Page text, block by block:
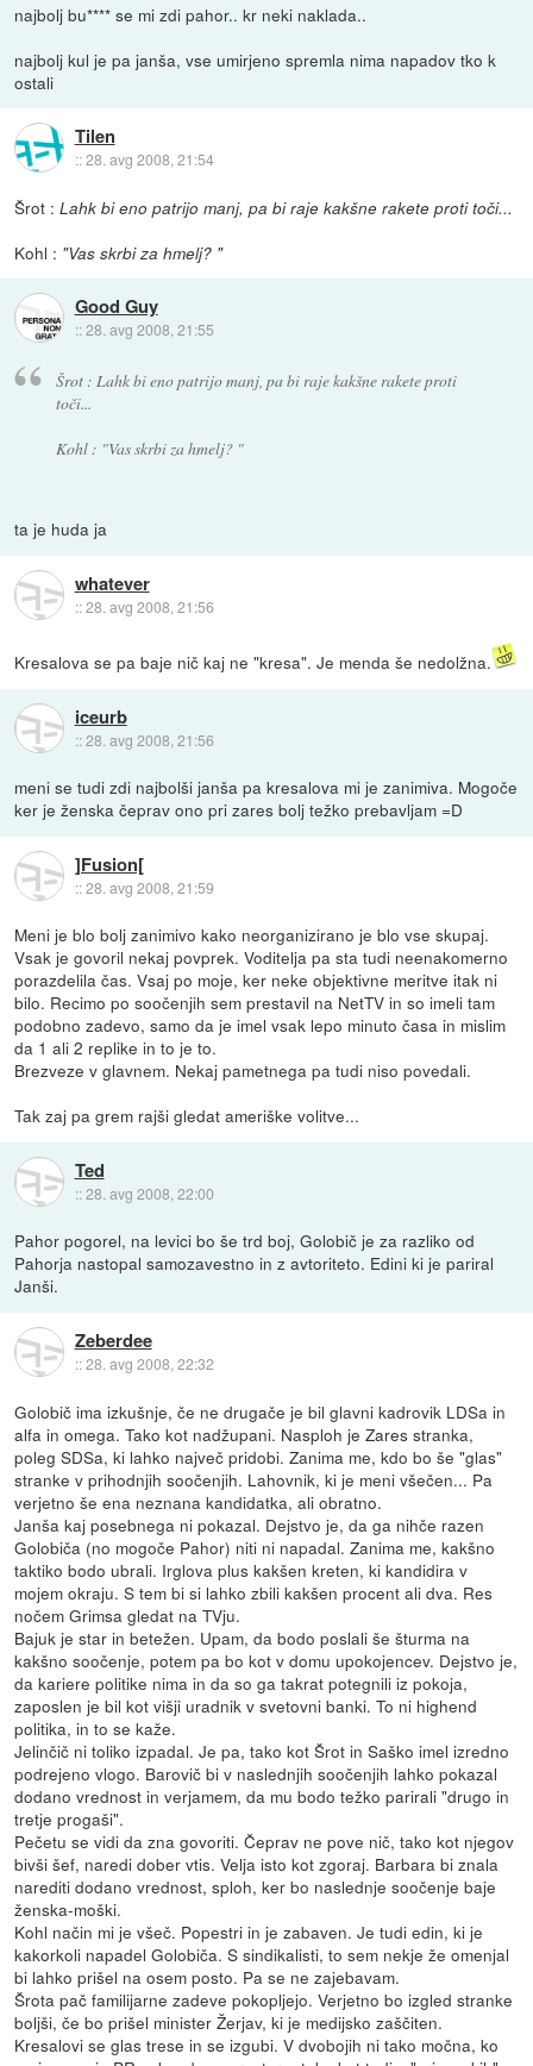
najbolj bu**** se mi zdi pahor.. kr neki naklada..
najbolj kul je pa janša, vse umirjeno spremla nima napadov tko k
ostali
Tilen
::28. avg 2008, 21:54
Šrot :Lahk bi eno patrijo manj, pa bi raje kakšne rakete proti toči...
Kohl : "Vas skrbi za hmelj? "
Good Guy
::28. avg 2008, 21:55
Šrot : Lahk bi eno patrijo manj, pa bi raje kakšne rakete proti
toči...
Kohl : "Vas skrbi za hmelj? "
ta je huda ja
whatever
::28. avg 2008, 21:56
Kresalova se pa baje nič kaj ne "kresa". Je menda še nedolžna.
iceurb
::28. avg 2008, 21:56
meni se tudi zdi najbolši janša pa kresalova mi je zanimiva. Mogoče
ker je ženska čeprav ono pri zares bolj težko prebavljam =D
]Fusion[
::28. avg 2008, 21:59
Meni je blo bolj zanimivo kako neorganizirano je blo vse skupaj.
Vsak je govoril nekaj povprek. Voditelja pa sta tudi neenakomerno
porazdelila čas. Vsaj po moje, ker neke objektivne meritve itak ni
bilo. Recimo po soočenjih sem prestavil na NetTV in so imeli tam
podobno zadevo, samo da je imel vsak lepo minuto časa in mislim
da 1 ali 2 replike in to je to.
Brezveze v glavnem. Nekaj pametnega pa tudi niso povedali.
Tak zaj pa grem rajši gledat ameriške volitve...
Ted
::28. avg 2008, 22:00
Pahor pogorel, na levici bo še trd boj, Golobič je za razliko od
Pahorja nastopal samozavestno in z avtoriteto. Edini ki je pariral
Janši.
Zeberdee
::28. avg 2008, 22:32
Golobič ima izkušnje, če ne drugače je bil glavni kadrovik LDSa in
alfa in omega. Tako kot nadžupani. Nasploh je Zares stranka,
poleg SDSa, ki lahko največ pridobi. Zanima me, kdo bo še "glas"
stranke v prihodnjih soočenjih. Lahovnik, ki je meni všečen... Pa
verjetno še ena neznana kandidatka, ali obratno.
Janša kaj posebnega ni pokazal. Dejstvo je, da ga nihče razen
Golobiča (no mogoče Pahor) niti ni napadal. Zanima me, kakšno
taktiko bodo ubrali. Irglova plus kakšen kreten, ki kandidira v
mojem okraju. S tem bi si lahko zbili kakšen procent ali dva. Res
nočem Grimsa gledat na TVju.
Bajuk je star in betežen. Upam, da bodo poslali še šturma na
kakšno soočenje, potem pa bo kot v domu upokojencev. Dejstvo je,
da kariere politike nima in da so ga takrat potegnili iz pokoja,
zaposlen je bil kot višji uradnik v svetovni banki. To ni highend
politika, in to se kaže.
Jelinčič ni toliko izpadal. Je pa, tako kot Šrot in Saško imel izredno
podrejeno vlogo. Barovič bi v naslednjih soočenjih lahko pokazal
dodano vrednost in verjamem, da mu bodo težko parirali "drugo in
tretje progaši".
Pečetu se vidi da zna govoriti. Čeprav ne pove nič, tako kot njegov
bivši šef, naredi dober vtis. Velja isto kot zgoraj. Barbara bi znala
narediti dodano vrednost, sploh, ker bo naslednje soočenje baje
ženska-moški.
Kohl način mi je všeč. Popestri in je zabaven. Je tudi edin, ki je
kakorkoli napadel Golobiča. S sindikalisti, to sem nekje že omenjal
bi lahko prišel na osem posto. Pa se ne zajebavam.
Šrota pač familijarne zadeve pokopljejo. Verjetno bo izgled stranke
boljši, če bo prišel minister Žerjav, ki je medijsko zaščiten.
Kresalovi se glas trese in se izgubi. V dvobojih ni tako močna, ko